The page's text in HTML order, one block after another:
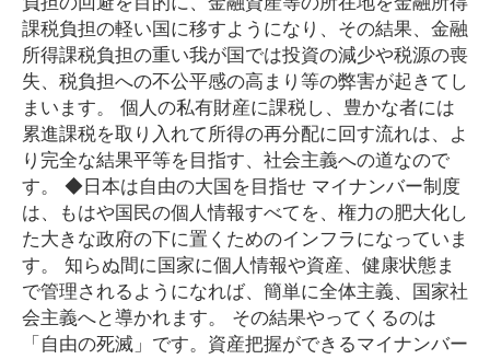
課税負担の軽い国に移すようになり、その結果、金融
所得課税負担の重い我が国では投資の減少や税源の喪
失、税負担への不公平感の高まり等の弊害が起きてし
まいます。 個人の私有財産に課税し、豊かな者には
累進課税を取り入れて所得の再分配に回す流れは、よ
り完全な結果平等を目指す、社会主義への道なので
す。 ◆日本は自由の大国を目指せ マイナンバー制度
は、もはや国民の個人情報すべてを、権力の肥大化し
た大きな政府の下に置くためのインフラになっていま
す。 知らぬ間に国家に個人情報や資産、健康状態ま
で管理されるようになれば、簡単に全体主義、国家社
会主義へと導かれます。 その結果やってくるのは
「自由の死滅」です。資産把握ができるマイナンバー